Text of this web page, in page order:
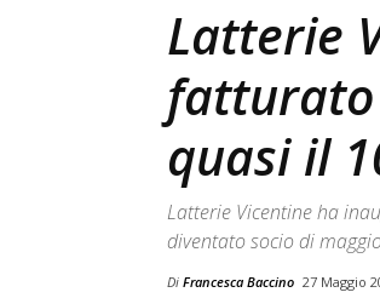
Latterie
fatturato
quasi il
Latterie Vicentine ha
diventato socio di
Di Francesca Baccino 27 Maggio